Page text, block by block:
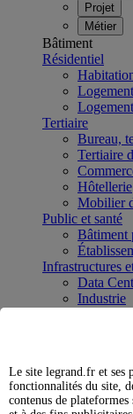
Projet
Métier
Bâtiment
Résidentiel
Tertiaire
Bureau,
Tertiaire
Hôtellerie
Mobilier
Public et santé
Bâtiment
Infrastructures
Data
Industrie
Répartir
Legrand
Le site legrand.fr et ses
fonctionnalités du site,
contenus de